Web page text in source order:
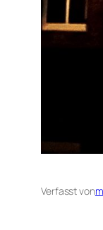
Verfasst von